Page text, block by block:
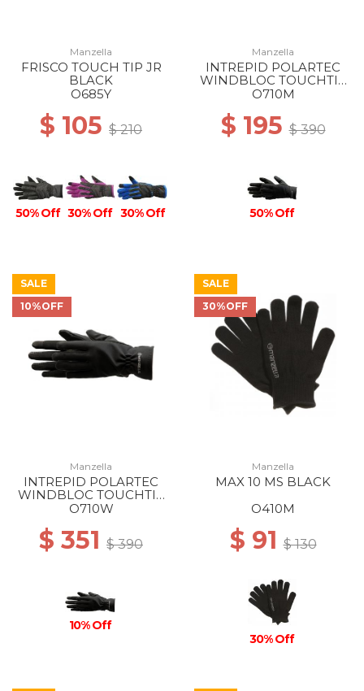
Manzella
FRISCO TOUCH TIP JR
BLACK
O685Y
$ 105 $ 210
50% Off 30% Off 30% Off
Manzella
INTREPID POLARTEC
WINDBLOC TOUCHTIP
GLOVE MS BLACK
O710M
$ 195$ 390
50% Off
SALE
10%OFF
Manzella
INTREPID POLARTEC
WINDBLOC TOUCHTIP
GLOVE WS BLACK
O710W
$ 351 $ 390
10% Off
SALE
30%OFF
Manzella
MAX 10 MS BLACK
O410M
$ 91$ 130
30% Off